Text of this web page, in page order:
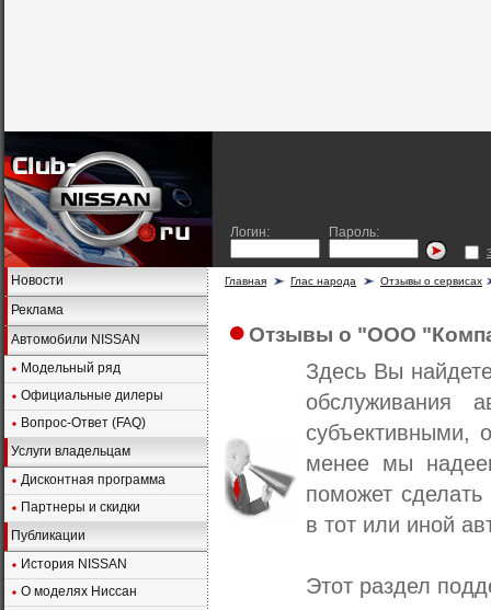
Логин: Пароль:
Новости
Реклама
Автомобили NISSAN
Модельный ряд
Официальные дилеры
Вопрос-Ответ (FAQ)
Услуги владельцам
Дисконтная программа
Партнеры и скидки
Публикации
История NISSAN
О моделях Ниссан
Главная Глас народа Отзывы о сервисах
Отзывы о "ООО
Здесь Вы
обслуживания
субъективными,
менее мы
поможет
в тот или иной
Этот раздел